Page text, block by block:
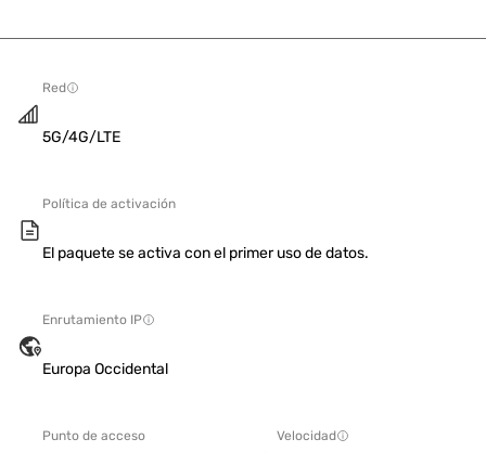
Red
5G/4G/LTE
Política de activación
El paquete se activa con el primer uso de datos.
Enrutamiento IP
Europa Occidental
Punto de acceso Velocidad